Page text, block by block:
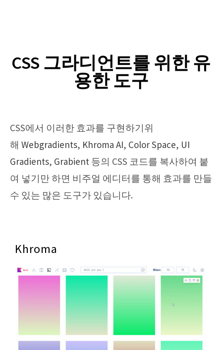
CSS 그라디언트를 위한 유
용한 도구
CSS에서 이러한 효과를 구현하기위
해 Webgradients, Khroma AI, Color Space, UI
Gradients, Grabient 등의 CSS 코드를 복사하여 붙
여 넣기만 하면 비주얼 에디터를 통해 효과를 만들
수 있는 많은 도구가 있습니다.
Khroma